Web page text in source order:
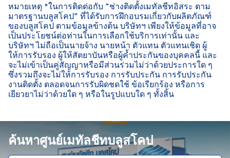
หมายเหตุ *ในการติดต่อกับ “ช่างติดตั้งเมทัลชีทอิสระ ตาม
มาตรฐานบลูสโคป” ที่ได้รับการฝึกอบรมเกี่ยวกับผลิตภัณฑ์
ของบลูสโคป ตามข้อมูลข้างต้น บริษัทฯ เพียงให้ข้อมูลที่อาจ
เป็นประโยชน์ต่อท่านในการเลือกใช้บริการเท่านั้น และ
บริษัทฯ ไม่ถือเป็นนายจ้าง นายหน้า ตัวแทน ตัวแทนเชิด ผู้
ให้การรับรอง ผู้ให้สัตยาบันหรือผู้ค้ำประกันของบุคคลนี้ และ
จะไม่เข้าเป็นคู่สัญญาหรือมีส่วนร่วมไม่ว่าด้วยประการใด ๆ
ซึ่งรวมถึงจะไม่ให้การรับรอง การรับประกัน การรับประกัน
งานติดตั้ง ตลอดจนการรับผิดชดใช้ ข้อเรียกร้อง หรือการ
เยียวยาไม่ว่าด้วยใด ๆ หรือในรูปแบบใด ๆ ทั้งสิ้น
ค้นหาศูนย์เมทัลชีทบลูสโคป